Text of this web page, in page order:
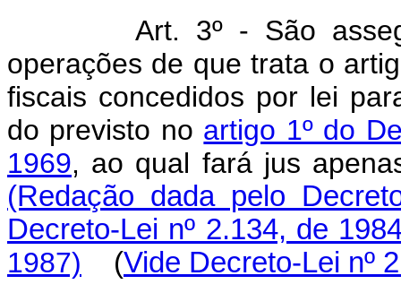
Art. 3º - São
operações de que trata o
fiscais concedidos por lei
do previsto no artigo 1º do
1969, ao qual fará jus
(Redação dada pelo
Decreto-Lei nº 2.134, de
1987)
(Vide Decreto-Lei nº